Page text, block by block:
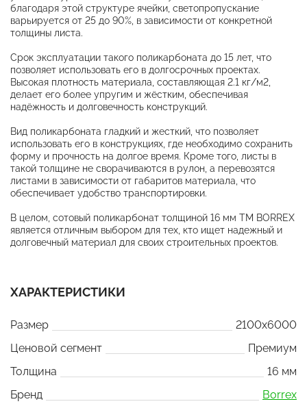
благодаря этой структуре ячейки, светопропускание
варьируется от 25 до 90%, в зависимости от конкретной
толщины листа.
Срок эксплуатации такого поликарбоната до 15 лет, что
позволяет использовать его в долгосрочных проектах.
Высокая плотность материала, составляющая 2.1 кг/м2,
делает его более упругим и жёстким, обеспечивая
надёжность и долговечность конструкций.
Вид поликарбоната гладкий и жесткий, что позволяет
использовать его в конструкциях, где необходимо сохранить
форму и прочность на долгое время. Кроме того, листы в
такой толщине не сворачиваются в рулон, а перевозятся
листами в зависимости от габаритов материала, что
обеспечивает удобство транспортировки.
В целом, сотовый поликарбонат толщиной 16 мм ТМ BORREX
является отличным выбором для тех, кто ищет надежный и
долговечный материал для своих строительных проектов.
ХАРАКТЕРИСТИКИ
Размер
2100x6000
Ценовой сегмент
Премиум
Толщина
16 мм
Бренд
Borrex